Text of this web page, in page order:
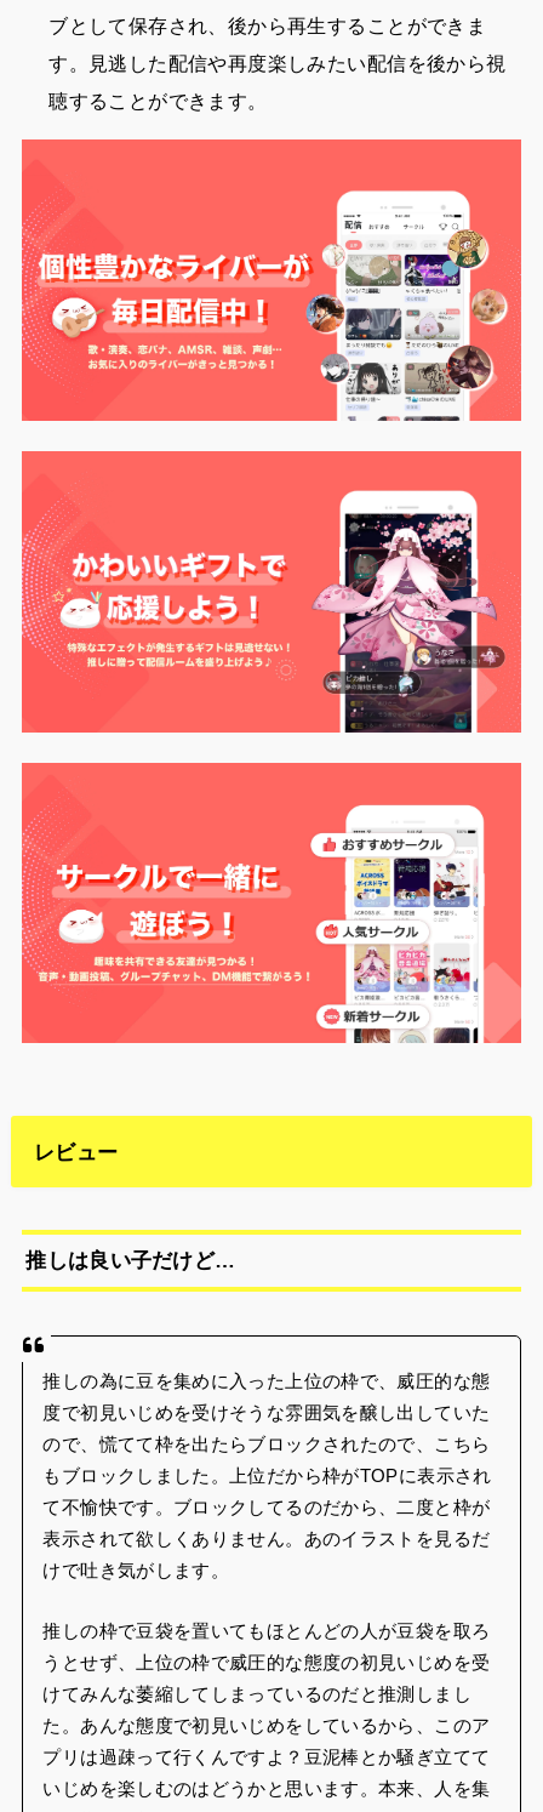
ブとして保存され、後から再生することができま
す。見逃した配信や再度楽しみたい配信を後から視
聴することができます。
レビュー
推しは良い子だけど…
推しの為に豆を集めに入った上位の枠で、威圧的な態
度で初見いじめを受けそうな雰囲気を醸し出していた
ので、慌てて枠を出たらブロックされたので、こちら
もブロックしました。上位だから枠がTOPに表示され
て不愉快です。ブロックしてるのだから、二度と枠が
表示されて欲しくありません。あのイラストを見るだ
けで吐き気がします。
推しの枠で豆袋を置いてもほとんどの人が豆袋を取ろ
うとせず、上位の枠で威圧的な態度の初見いじめを受
けてみんな萎縮してしまっているのだと推測しまし
た。あんな態度で初見いじめをしているから、このア
プリは過疎って行くんですよ？豆泥棒とか騒ぎ立てて
いじめを楽しむのはどうかと思います。本来、人を集